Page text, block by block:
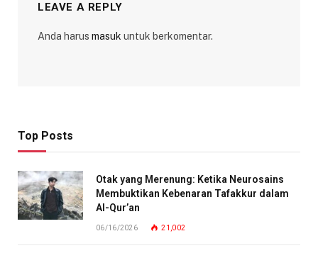
LEAVE A REPLY
Anda harus masuk untuk berkomentar.
Top Posts
Otak yang Merenung: Ketika Neurosains
Membuktikan Kebenaran Tafakkur dalam
Al-Qur’an
06/16/2026 21,002